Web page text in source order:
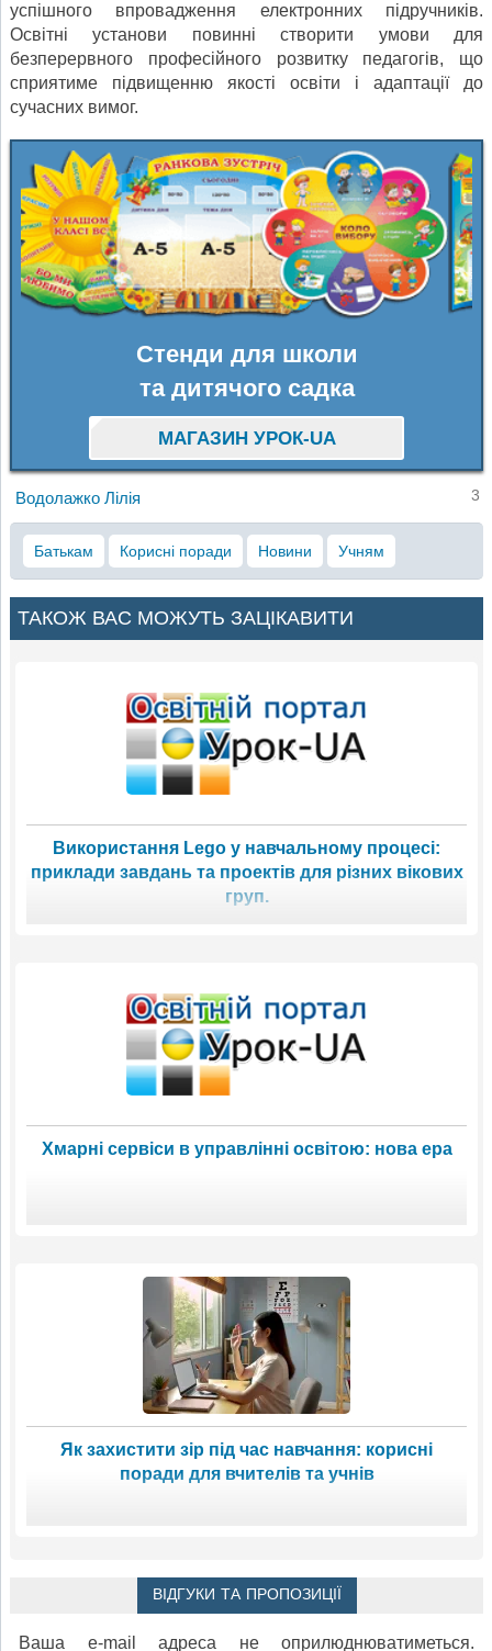
успішного впровадження електронних підручників.
Освітні установи повинні створити умови для
безперервного професійного розвитку педагогів, що
сприятиме підвищенню якості освіти і адаптації до
сучасних вимог.
Стенди для школи
та дитячого садка
МАГАЗИН УРОК-UA
Водолажко Лілія 3
Батькам Корисні поради Новини Учням
ТАКОЖ ВАС МОЖУТЬ ЗАЦІКАВИТИ
Використання Lego у навчальному процесі:
приклади завдань та проектів для різних вікових
груп.
Хмарні сервіси в управлінні освітою: нова ера
Як захистити зір під час навчання: корисні
поради для вчителів та учнів
ВІДГУКИ ТА ПРОПОЗИЦІЇ
Ваша e-mail адреса не оприлюднюватиметься.